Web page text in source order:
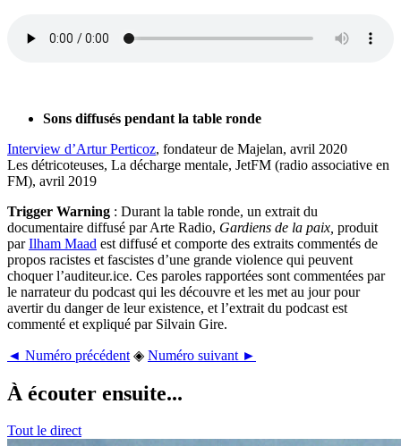
Sons diffusés pendant la table ronde
Interview d’Artur Perticoz, fondateur de Majelan, avril 2020
Les détricoteuses, La décharge mentale, JetFM (radio associative en
FM), avril 2019
Trigger Warning : Durant la table ronde, un extrait du
documentaire diffusé par Arte Radio, Gardiens de la paix, produit
parIlham Maad est diffusé et comporte des extraits commentés de
propos racistes et fascistes d’une grande violence qui peuvent
choquer l’auditeur.ice. Ces paroles rapportées sont commentées par
le narrateur du podcast qui les découvre et les met au jour pour
avertir du danger de leur existence, et l’extrait du podcast est
commenté et expliqué par Silvain Gire.
◄ Numéro précédent ◈ Numéro suivant ►
À écouter ensuite...
Tout le direct